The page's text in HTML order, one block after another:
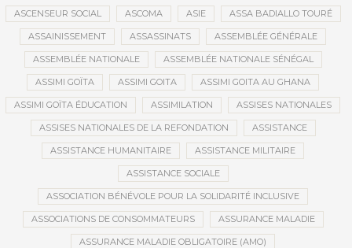
ASCENSEUR SOCIAL ASCOMA ASIE ASSA BADIALLO TOURÉ
ASSAINISSEMENT ASSASSINATS ASSEMBLÉE GÉNÉRALE
ASSEMBLÉE NATIONALE ASSEMBLÉE NATIONALE SÉNÉGAL
ASSIMI GOÏTA ASSIMI GOITA ASSIMI GOITA AU GHANA
ASSIMI GOÏTA ÉDUCATION ASSIMILATION ASSISES NATIONALES
ASSISES NATIONALES DE LA REFONDATION ASSISTANCE
ASSISTANCE HUMANITAIRE ASSISTANCE MILITAIRE
ASSISTANCE SOCIALE
ASSOCIATION BÉNÉVOLE POUR LA SOLIDARITÉ INCLUSIVE
ASSOCIATIONS DE CONSOMMATEURS ASSURANCE MALADIE
ASSURANCE MALADIE OBLIGATOIRE (AMO)